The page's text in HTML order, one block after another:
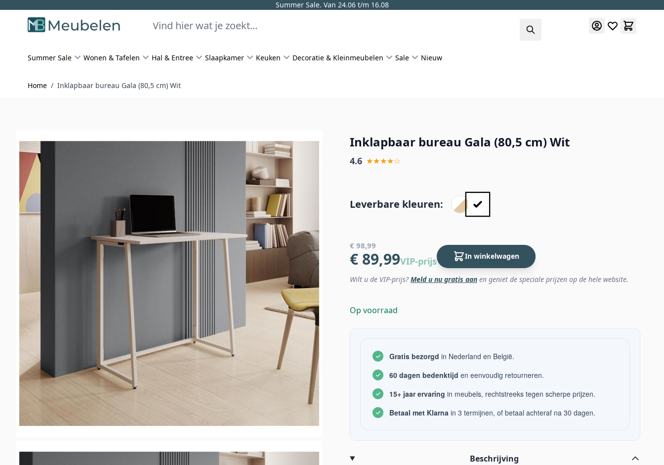
Summer Sale. Van 24.06 t/m 16.08
Skip to Content
Zoeken
Summer Sale Wonen & Tafelen Hal & Entree Slaapkamer Keuken Decoratie & Kleinmeubelen Sale Nieuw
Home / Inklapbaar bureau Gala (80,5 cm) Wit
Inklapbaar bureau Gala (80,5 cm) Wit
4.6 ★★★★☆
Leverbare kleuren:
€ 98,99
€ 89,99VIP-prijs In winkelwagen
Wilt u de VIP-prijs?Meld u nu gratis aan en geniet de speciale prijzen op de hele website.
Op voorraad
Gratis bezorgd in Nederland en België.
60 dagen bedenktijd en eenvoudig retourneren.
15+ jaar ervaring in meubels, rechtstreeks tegen scherpe prijzen.
Betaal met Klarna in 3 termijnen, of betaal achteraf na 30 dagen.
Beschrijving